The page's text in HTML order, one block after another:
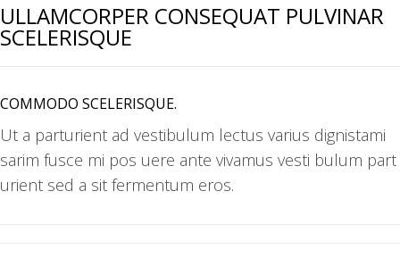
ULLAMCORPER CONSEQUAT PULVINAR
SCELERISQUE
COMMODO SCELERISQUE.
Ut a parturient ad vestibulum lectus varius dignistami
sarim fusce mi pos uere ante vivamus vesti bulum part
urient sed a sit fermentum eros.